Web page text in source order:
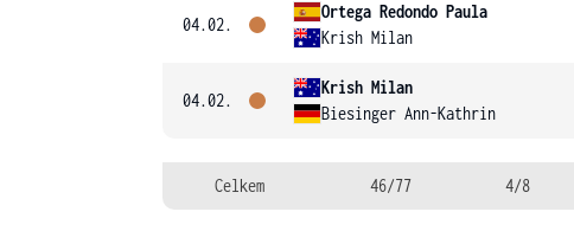
04.02.
Ortega Redondo Paula
Krish Milan
04.02.
Krish Milan
Biesinger Ann-Kathrin
Celkem 46/77 4/8